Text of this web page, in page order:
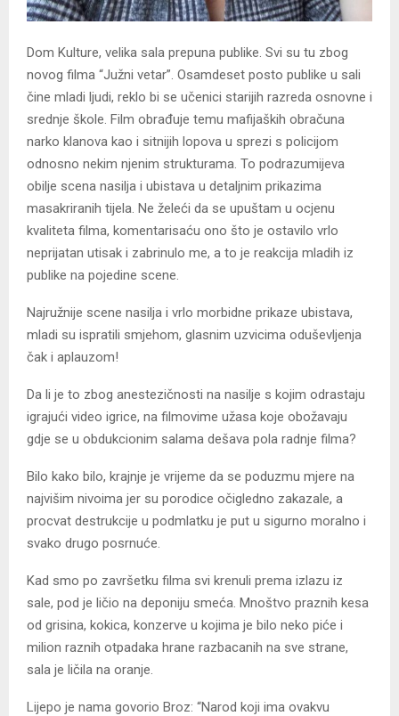
Dom Kulture, velika sala prepuna publike. Svi su tu zbog
novog filma “Južni vetar”. Osamdeset posto publike u sali
čine mladi ljudi, reklo bi se učenici starijih razreda osnovne i
srednje škole. Film obrađuje temu mafijaških obračuna
narko klanova kao i sitnijih lopova u sprezi s policijom
odnosno nekim njenim strukturama. To podrazumijeva
obilje scena nasilja i ubistava u detaljnim prikazima
masakriranih tijela. Ne želeći da se upuštam u ocjenu
kvaliteta filma, komentarisaću ono što je ostavilo vrlo
neprijatan utisak i zabrinulo me, a to je reakcija mladih iz
publike na pojedine scene.
Najružnije scene nasilja i vrlo morbidne prikaze ubistava,
mladi su ispratili smjehom, glasnim uzvicima oduševljenja
čak i aplauzom!
Da li je to zbog anestezičnosti na nasilje s kojim odrastaju
igrajući video igrice, na filmovime užasa koje obožavaju
gdje se u obdukcionim salama dešava pola radnje filma?
Bilo kako bilo, krajnje je vrijeme da se poduzmu mjere na
najvišim nivoima jer su porodice očigledno zakazale, a
procvat destrukcije u podmlatku je put u sigurno moralno i
svako drugo posrnuće.
Kad smo po završetku filma svi krenuli prema izlazu iz
sale, pod je ličio na deponiju smeća. Mnoštvo praznih kesa
od grisina, kokica, konzerve u kojima je bilo neko piće i
milion raznih otpadaka hrane razbacanih na sve strane,
sala je ličila na oranje.
Lijepo je nama govorio Broz: “Narod koji ima ovakvu